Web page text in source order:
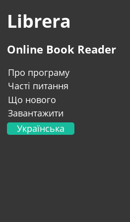
Librera
Online Book Reader
Про програму
Часті питання
Що нового
Завантажити
Українська